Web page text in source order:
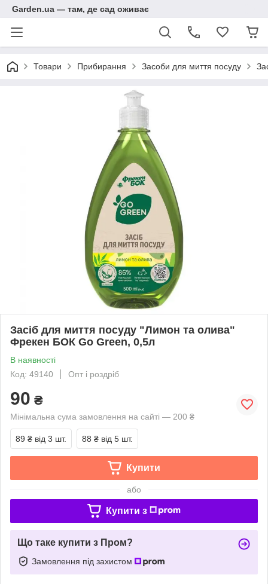
Garden.ua — там, де сад оживає
Товари Прибирання Засоби для миття посуду
Засіб для миття посуду "Лимон та олива"
Фрекен БОК Go Green, 0,5л
В наявності
Код: 49140
Опт і роздріб
90 ₴
Мінімальна сума замовлення на сайті — 200 ₴
89 ₴ від 3 шт. 88 ₴ від 5 шт.
Купити
або
Купити з
Що таке купити з Пром?
Замовлення під захистом